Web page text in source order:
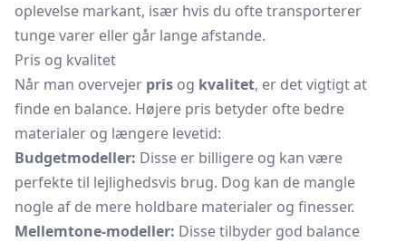
oplevelse markant, især hvis du ofte transporterer
tunge varer eller går lange afstande.
Pris og kvalitet
Når man overvejer pris og kvalitet, er det vigtigt at
finde en balance. Højere pris betyder ofte bedre
materialer og længere levetid:
Budgetmodeller: Disse er billigere og kan være
perfekte til lejlighedsvis brug. Dog kan de mangle
nogle af de mere holdbare materialer og finesser.
Mellemtone-modeller: Disse tilbyder god balance